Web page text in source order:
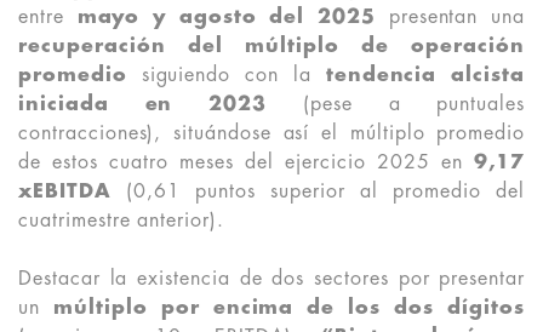
entre mayo y agosto del 2025
presentan una
recuperación del múltiplo de operación
promedio
siguiendo con la tendencia alcista
iniciada en 2023
(pese a puntuales
contracciones), situándose así el múltiplo promedio
de estos cuatro meses del ejercicio 2025 en9,17
xEBITDA
(0,61 puntos superior al promedio del
cuatrimestre anterior).
Destacar la existencia de dos sectores
por presentar
un múltiplo por encima de los dos dígitos